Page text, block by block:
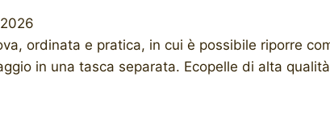
ordinata e pratica, in cui è possibile riporre
in una tasca separata. Ecopelle di alta